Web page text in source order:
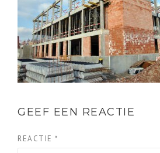
GEEF EEN REACTIE
REACTIE *